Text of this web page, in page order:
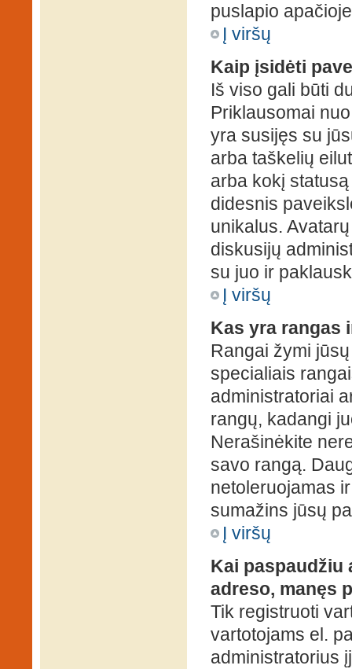
puslapio
Į viršų
Kaip įsidėti
Iš viso gali būti
Priklausomai
yra susijęs su
arba taškelių
arba kokį
didesnis
unikalus.
diskusijų
su juo ir
Į viršų
Kas yra rangas
Rangai žymi
specialiais
administratoriai
rangų, kadangi
Nerašinėkite
savo rangą.
netoleruojamas
sumažins jūsų
Į viršų
Kai
adreso, manęs
Tik registruoti
vartotojams el.
administratorius